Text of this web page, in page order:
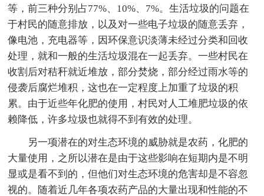
等，前三种分别占77%、10%、7%。生活垃圾的问题在
于村民的随意排放，以及对一些电子垃圾的随意丢弃，
像电池，充电器等，因环保意识淡薄未经过分类和回收
处理，就和一般的生活垃圾混在一起丢弃。一些村民在
收割后对秸秆就近堆放，部分焚烧，部分经过雨水等的
侵袭后腐烂堆积，这也在一定程度上加重了垃圾的积
累。由于近些年化肥的使用，村民对人工堆肥垃圾的依
赖降低，许多垃圾也就得不到有效的处理。
另一项潜在的对生态环境的威胁就是农药，化肥的
大量使用，之所以潜在是由于这些影响在短期内是不明
显或是看不到的，但他们对生态环境的危害却是不容忽
视的。随着近几年各项农药产品的大量出现和性能的不